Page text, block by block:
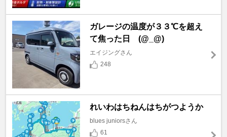
ガレージの温度が３３℃を超え
て焦った日 (@_@)
エイジングさん
248
れいわはちねんはちがつようか
blues juniorsさん
61